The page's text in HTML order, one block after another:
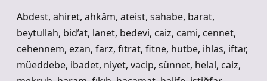
Abdest, ahiret, ahkâm, ateist, sahabe, barat,
beytullah, bid’at, lanet, bedevi, caiz, cami, cennet,
cehennem, ezan, farz, fıtrat, fitne, hutbe, ihlas, iftar,
müeddebe, ibadet, niyet, vacip, sünnet, helal, caiz,